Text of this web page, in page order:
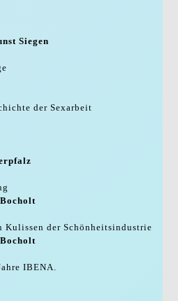
Siegen
der Sexarbeit
Kulissen der Schönheitsindustrie
IBENA.